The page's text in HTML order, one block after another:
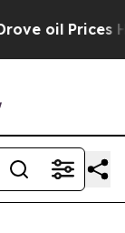
Prices